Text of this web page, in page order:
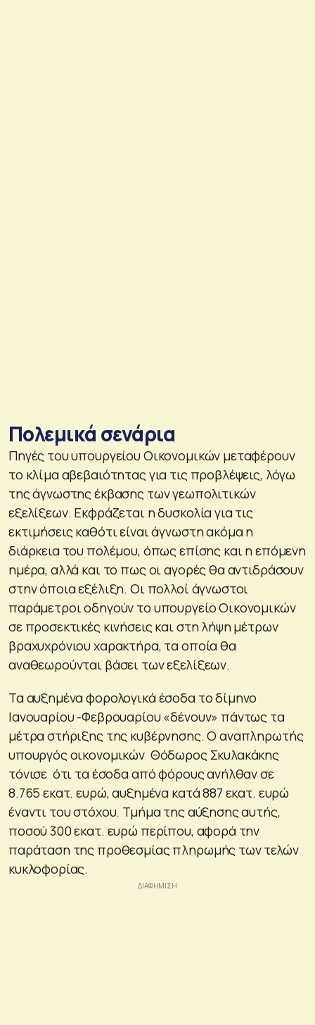
Πολεμικά σενάρια
Πηγές του υπουργείου Οικονομικών μεταφέρουν
το κλίμα αβεβαιότητας για τις προβλέψεις, λόγω
της άγνωστης έκβασης των γεωπολιτικών
εξελίξεων. Εκφράζεται η δυσκολία για τις
εκτιμήσεις καθότι είναι άγνωστη ακόμα η
διάρκεια του πολέμου, όπως επίσης και η επόμενη
ημέρα, αλλά και το πως οι αγορές θα αντιδράσουν
στην όποια εξέλιξη. Οι πολλοί άγνωστοι
παράμετροι οδηγούν το υπουργείο Οικονομικών
σε προσεκτικές κινήσεις και στη λήψη μέτρων
βραχυχρόνιου χαρακτήρα, τα οποία θα
αναθεωρούνται βάσει των εξελίξεων.
Τα αυξημένα φορολογικά έσοδα το δίμηνο
Ιανουαρίου -Φεβρουαρίου «δένουν» πάντως τα
μέτρα στήριξης της κυβέρνησης. Ο αναπληρωτής
υπουργός οικονομικών Θόδωρος Σκυλακάκης
τόνισε ότι τα έσοδα από φόρους ανήλθαν σε
8.765 εκατ. ευρώ, αυξημένα κατά 887 εκατ. ευρώ
έναντι του στόχου. Τμήμα της αύξησης αυτής,
ποσού 300 εκατ. ευρώ περίπου, αφορά την
παράταση της προθεσμίας πληρωμής των τελών
κυκλοφορίας.